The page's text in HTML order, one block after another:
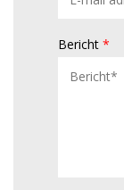
Bericht*